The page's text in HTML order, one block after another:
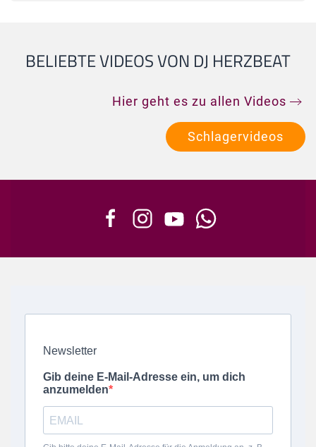
BELIEBTE VIDEOS VON DJ HERZBEAT
Hier geht es zu allen Videos
Schlagervideos